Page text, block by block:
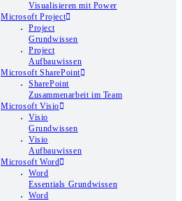
Visualisieren mit Power
Microsoft Project
Project
Grundwissen
Project
Aufbauwissen
Microsoft SharePoint
SharePoint
Zusammenarbeit im Team
Microsoft Visio
Visio
Grundwissen
Visio
Aufbauwissen
Microsoft Word
Word
Essentials Grundwissen
Word